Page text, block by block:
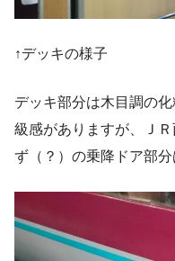
↑デッキの様子
デッキ部分は木目調の
級感がありますが、Ｊ
ず（？）の乗降ドア部分